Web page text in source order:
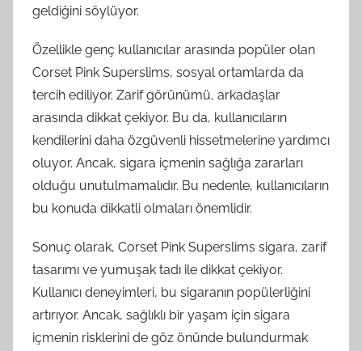
geldiğini söylüyor.
Özellikle genç kullanıcılar arasında popüler olan
Corset Pink Superslims, sosyal ortamlarda da
tercih ediliyor. Zarif görünümü, arkadaşlar
arasında dikkat çekiyor. Bu da, kullanıcıların
kendilerini daha özgüvenli hissetmelerine yardımcı
oluyor. Ancak, sigara içmenin sağlığa zararları
olduğu unutulmamalıdır. Bu nedenle, kullanıcıların
bu konuda dikkatli olmaları önemlidir.
Sonuç olarak, Corset Pink Superslims sigara, zarif
tasarımı ve yumuşak tadı ile dikkat çekiyor.
Kullanıcı deneyimleri, bu sigaranın popülerliğini
artırıyor. Ancak, sağlıklı bir yaşam için sigara
içmenin risklerini de göz önünde bulundurmak